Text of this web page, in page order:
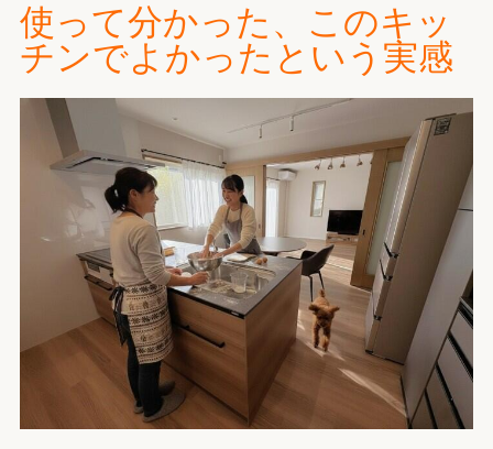
使って分かった、このキッ
チンでよかったという実感